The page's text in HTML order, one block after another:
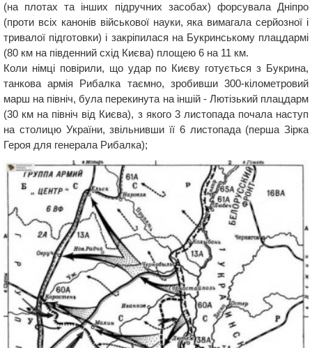
(на плотах та інших підручних засобах) форсувала Дніпро
(проти всіх канонів військової науки, яка вимагала серйозної і
тривалої підготовки) і закріпилася на Букринському плацдармі
(80 км на південний схід Києва) площею 6 на 11 км.
Коли німці повірили, що удар по Києву готується з Букрина,
танкова армія Рибалка таємно, зробивши 300-кілометровий
марш на північ, була перекинута на іншій - Лютізький плацдарм
(30 км на північ від Києва), з якого 3 листопада почала наступ
на столицю України, звільнивши її 6 листопада (перша Зірка
Героя для генерала Рибалка);